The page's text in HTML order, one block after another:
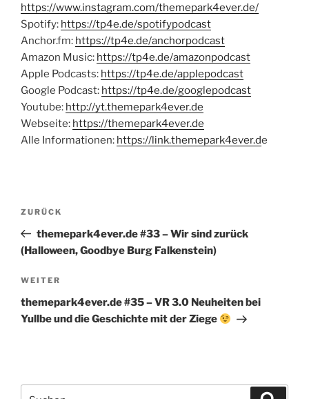
https://www.instagram.com/themepark4ever.de/
Spotify: https://tp4e.de/spotifypodcast
Anchor.fm: https://tp4e.de/anchorpodcast
Amazon Music: https://tp4e.de/amazonpodcast
Apple Podcasts: https://tp4e.de/applepodcast
Google Podcast: https://tp4e.de/googlepodcast
Youtube: http://yt.themepark4ever.de
Webseite: https://themepark4ever.de
Alle Informationen: https://link.themepark4ever.de
Beitragsnavigation
Vorheriger
Beitrag
ZURÜCK
themepark4ever.de #33 – Wir sind zurück
(Halloween, Goodbye Burg Falkenstein)
Nächster
Beitrag
WEITER
themepark4ever.de #35 – VR 3.0 Neuheiten bei
Yullbe und die Geschichte mit der Ziege